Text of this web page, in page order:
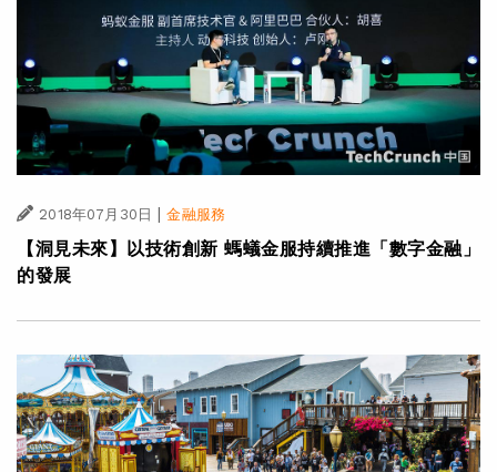
2018年07月30日 | 金融服務
【洞見未來】以技術創新 螞蟻金服持續推進「數字金融」
的發展